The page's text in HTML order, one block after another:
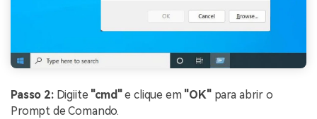
Passo 2:Digiite "cmd"e clique em "OK"para abrir o
Prompt de Comando.